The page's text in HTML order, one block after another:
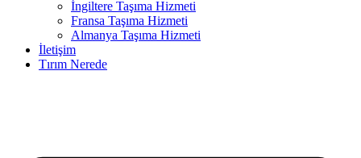
İngiltere Taşıma Hizmeti
Fransa Taşıma Hizmeti
Almanya Taşıma Hizmeti
İletişim
Tırım Nerede